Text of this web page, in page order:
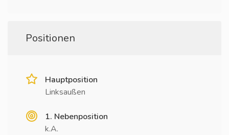
Positionen
Hauptposition
Linksaußen
1. Nebenposition
k.A.